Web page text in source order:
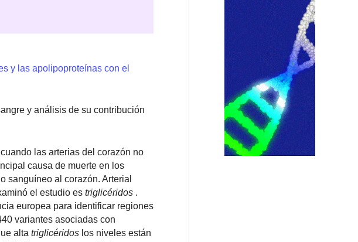
y las apolipoproteínas con el
y análisis de su contribución
las arterias del corazón no
causa de muerte en los
sanguíneo al corazón. Arterial
el estudio es triglicéridos .
europea para identificar regiones
variantes asociadas con
alta triglicéridos los niveles están